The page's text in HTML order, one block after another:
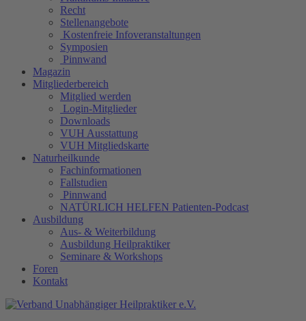
Recht
Stellenangebote
Kostenfreie Infoveranstaltungen
Symposien
Pinnwand
Magazin
Mitgliederbereich
Mitglied werden
Login-Mitglieder
Downloads
VUH Ausstattung
VUH Mitgliedskarte
Naturheilkunde
Fachinformationen
Fallstudien
Pinnwand
NATÜRLICH HELFEN Patienten-Podcast
Ausbildung
Aus- & Weiterbildung
Ausbildung Heilpraktiker
Seminare & Workshops
Foren
Kontakt